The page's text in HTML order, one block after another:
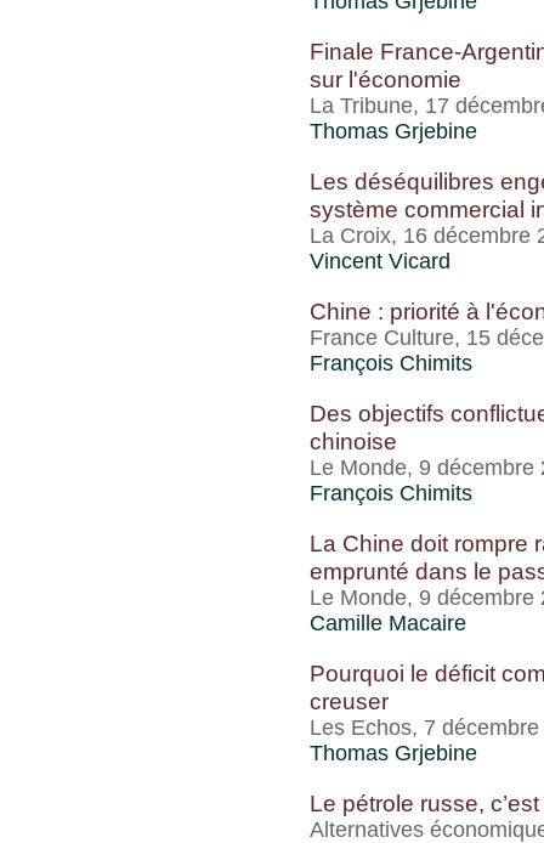
Finale France-
sur l'économie
La Tribune, 17
Thomas Grjebine
Les déséquilibres
système commercial
La Croix, 16 décembre
Vincent Vicard
Chine : priorité à
France Culture, 15
François Chimits
Des objectifs
chinoise
Le Monde, 9 décembre
François Chimits
La Chine doit rompre
emprunté dans le
Le Monde, 9 décembre
Camille Macaire
Pourquoi le déficit
creuser
Les Echos, 7
Thomas Grjebine
Le pétrole russe,
Alternatives